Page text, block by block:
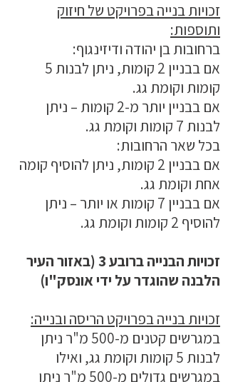
זכויות בנייה בפרויקט של חיזוק
ותוספות:
ברחובות בן יהודה ודיזינגוף:
אם בבניין 2 קומות, ניתן לבנות 5
קומות וקומת גג.
אם בבניין יותר מ-2 קומות – ניתן
לבנות 7 קומות וקומת גג.
בכל שאר הרחובות:
אם בבניין 2 קומות, ניתן להוסיף קומה
אחת וקומת גג.
אם בבניין 7 קומות או יותר – ניתן
להוסיף 2 קומות וקומת גג.
זכויות הבנייה ברובע 3 (באזור העיר
הלבנה שהוגדר על ידי אונסק"ו)
זכויות בנייה בפרויקט הריסה ובנייה:
במגרשים קטנים מ-500 מ"ר ניתן
לבנות 5 קומות וקומת גג, ואילו
במגרשים גדולים מ-500 מ"ר ניתן